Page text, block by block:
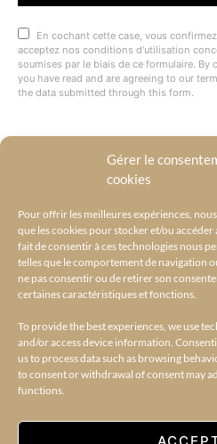
Gérer le
cookies
Pour offrir les meilleures expériences,
que les cookies pour stocker et/ou
fait de consentir à ces technologies nous
telles que le comportement de navigation
ne pas consentir ou de retirer son
certaines caractéristiques et fonctions.
To provide the best experiences, we use
and/or access device information.
us to process data such as browsing
to consent or withdrawal of consent may
functions.
En cochant cette case, vous
acceptez nos conditions d'utilisation
soumises par le biais de ce formulaire.
you have read and are agreeing to our
the data submitted through this form.